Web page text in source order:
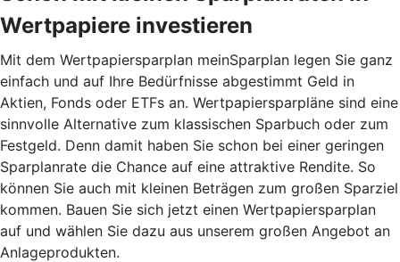
Wertpapiere investieren
Mit dem Wertpapiersparplan meinSparplan legen Sie ganz
einfach und auf Ihre Bedürfnisse abgestimmt Geld in
Aktien, Fonds oder ETFs an. Wertpapiersparpläne sind eine
sinnvolle Alternative zum klassischen Sparbuch oder zum
Festgeld. Denn damit haben Sie schon bei einer geringen
Sparplanrate die Chance auf eine attraktive Rendite. So
können Sie auch mit kleinen Beträgen zum großen Sparziel
kommen. Bauen Sie sich jetzt einen Wertpapiersparplan
auf und wählen Sie dazu aus unserem großen Angebot an
Anlageprodukten.